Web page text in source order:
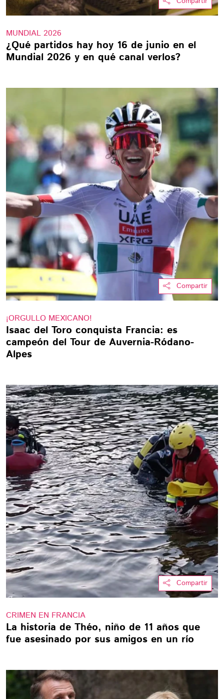
MUNDIAL 2026
¿Qué partidos hay hoy 16 de junio en el
Mundial 2026 y en qué canal verlos?
Compartir
¡ORGULLO MEXICANO!
Isaac del Toro conquista Francia: es
campeón del Tour de Auvernia-Ródano-
Alpes
Compartir
CRIMEN EN FRANCIA
La historia de Théo, niño de 11 años que
fue asesinado por sus amigos en un río